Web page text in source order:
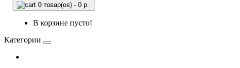
0 товар(ов) - 0 р.
В корзине пусто!
Категории